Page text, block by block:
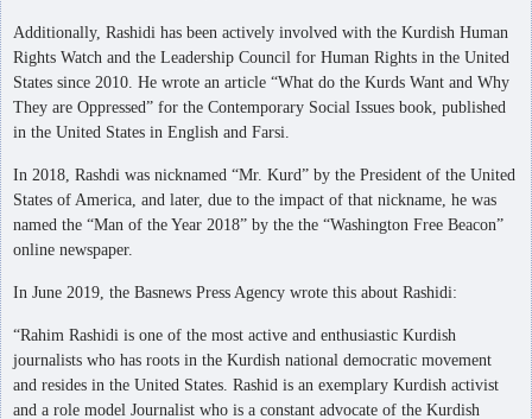
Additionally, Rashidi has been actively involved with the Kurdish Human
Rights Watch and the Leadership Council for Human Rights in the United
States since 2010. He wrote an article “What do the Kurds Want and Why
They are Oppressed” for the Contemporary Social Issues book, published
in the United States in English and Farsi.
In 2018, Rashdi was nicknamed “Mr. Kurd” by the President of the United
States of America, and later, due to the impact of that nickname, he was
named the “Man of the Year 2018” by the the “Washington Free Beacon”
online newspaper.
In June 2019, the Basnews Press Agency wrote this about Rashidi:
“Rahim Rashidi is one of the most active and enthusiastic Kurdish
journalists who has roots in the Kurdish national democratic movement
and resides in the United States. Rashid is an exemplary Kurdish activist
and a role model Journalist who is a constant advocate of the Kurdish